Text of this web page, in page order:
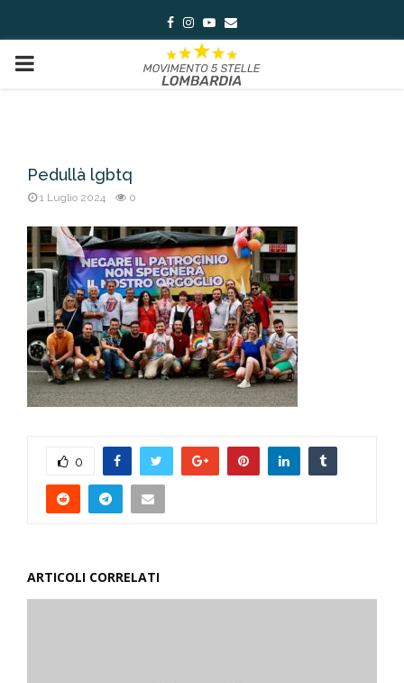
Facebook
Instagram
Youtube
Email
PRIMARY
Pedullà lgbtq
1 Luglio 2024 0
0
ARTICOLI CORRELATI